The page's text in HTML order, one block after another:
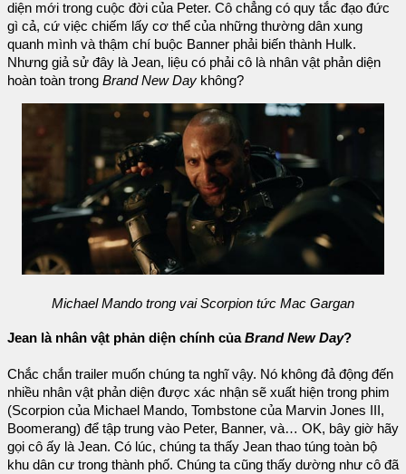
diện mới trong cuộc đời của Peter. Cô chẳng có quy tắc đạo đức
gì cả, cứ việc chiếm lấy cơ thể của những thường dân xung
quanh mình và thậm chí buộc Banner phải biến thành Hulk.
Nhưng giả sử đây là Jean, liệu có phải cô là nhân vật phản diện
hoàn toàn trong Brand New Day không?
Michael Mando trong vai Scorpion tức Mac Gargan
Jean là nhân vật phản diện chính củaBrand New Day?
Chắc chắn trailer muốn chúng ta nghĩ vậy. Nó không đả động đến
nhiều nhân vật phản diện được xác nhận sẽ xuất hiện trong phim
(Scorpion của Michael Mando, Tombstone của Marvin Jones III,
Boomerang) để tập trung vào Peter, Banner, và… OK, bây giờ hãy
gọi cô ấy là Jean. Có lúc, chúng ta thấy Jean thao túng toàn bộ
khu dân cư trong thành phố. Chúng ta cũng thấy dường như cô đã